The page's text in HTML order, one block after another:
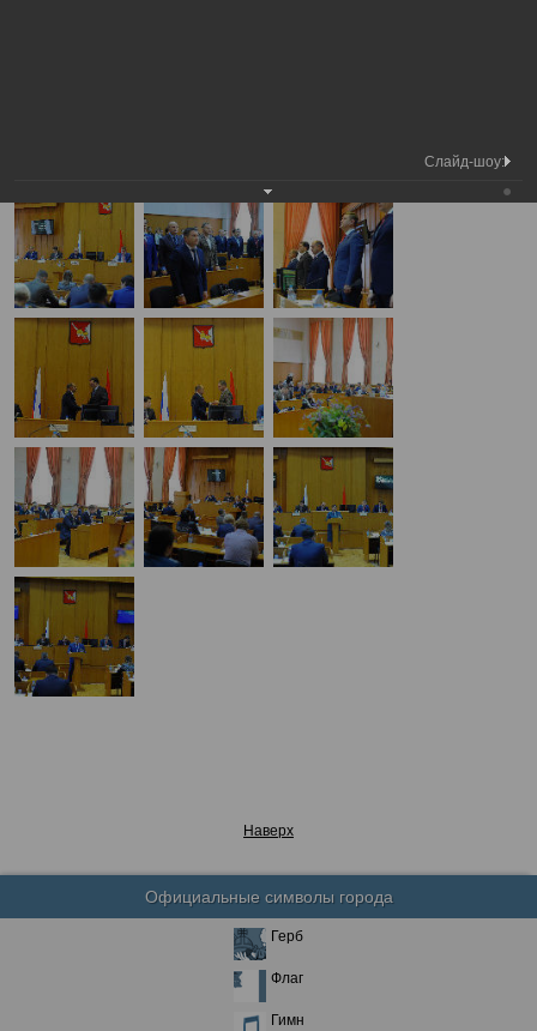
Наверх
Официальные символы города
Герб
Флаг
Гимн
Слайд-шоу: